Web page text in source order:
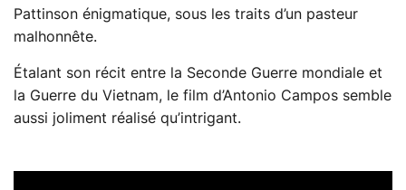
Pattinson énigmatique, sous les traits d’un pasteur
malhonnête.
Étalant son récit entre la Seconde Guerre mondiale et
la Guerre du Vietnam, le film d’Antonio Campos semble
aussi joliment réalisé qu’intrigant.